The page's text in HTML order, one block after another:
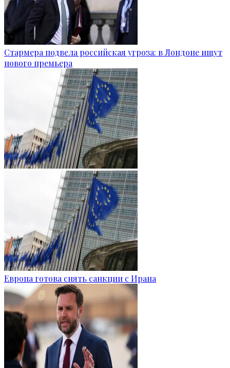
Стармера подвела российская угроза: в Лондоне ищут
нового премьера
Европа готова снять санкции с Ирана